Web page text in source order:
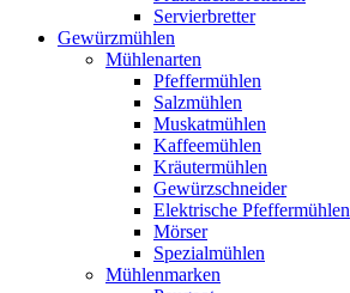
Servierbretter
Gewürzmühlen
Mühlenarten
Pfeffermühlen
Salzmühlen
Muskatmühlen
Kaffeemühlen
Kräutermühlen
Gewürzschneider
Elektrische Pfeffermühlen
Mörser
Spezialmühlen
Mühlenmarken